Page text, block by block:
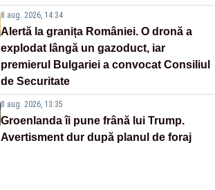
8 aug. 2026, 14:34
Alertă la granița României. O dronă a
explodat lângă un gazoduct, iar
premierul Bulgariei a convocat Consiliul
de Securitate
8 aug. 2026, 13:35
Groenlanda îi pune frână lui Trump.
Avertisment dur după planul de foraj